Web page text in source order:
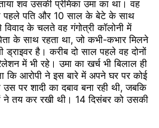
शव उसकी प्रेमिका उमा का था। वह
पहले पति और 10 साल के बेटे के साथ
के चलते वह गंगोत्री कॉलोनी में
के साथ रहता था, जो कभी-कभार मिलने
है। करीब दो साल पहले वह दोनों
में भी रहे। उमा का खर्च भी बिलाल ही
कि आरोपी ने इस बारे में अपने घर पर कोई
पर शादी का दबाव बना रही थी, जबकि
ने तय कर रखी थी। 14 दिसंबर को उसकी